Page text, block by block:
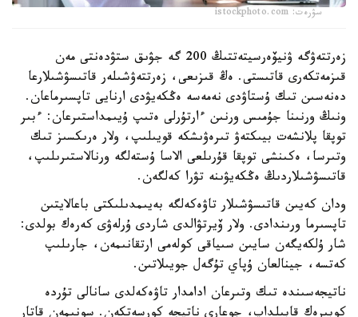
سۋرەت: istockphoto.com
زەرتتەۋگە ۋنيۆەرسيتەتتىڭ 200 گە جۋىق ستۋدەنتى مەن
قىزمەتكەرى قاتىستى. ەڭ قىزىعى، زەرتتەۋشىلەر قاتىسۋشىلارعا
دەنەسىن تىك ۇستاۋدى نەمەسە ەڭكەيۋدى ارنايى تاپسىرماعان.
ونىڭ ورنىنا جۇمىس ورنىن ءارتۇرلى ەتىپ ۇيىمداستىرعان: ءبىر
توپقا پلانشەت بيىكتەۋ تىرەۋىشكە قويىلىپ، ولار ەرىكسىز تىك
وتىرسا، ەكىنشى توپقا قۇرىلعى الاسا ۇستەلگە ورنالاستىرىلىپ،
قاتىسۋشىلاردىڭ ەڭكەيۋىنە تۋرا كەلگەن.
ودان كەيىن قاتىسۋشىلار تاۋەكەلگە بەيىمدىلىكتى باعالايتىن
تاپسىرما ورىندادى. ولار ۆيرتۋالدى شاردى ۇرلەۋى كەرەك بولدى:
شار ۇلكەيگەن سايىن سىياقى كولەمى ارتقانىمەن، جارىلىپ
كەتسە، جينالعان ۇپاي تۇگەل جويىلاتىن.
ناتيجەسىندە تىك وتىرعان ادامدار تاۋەكەلدى سانالى تۇردە